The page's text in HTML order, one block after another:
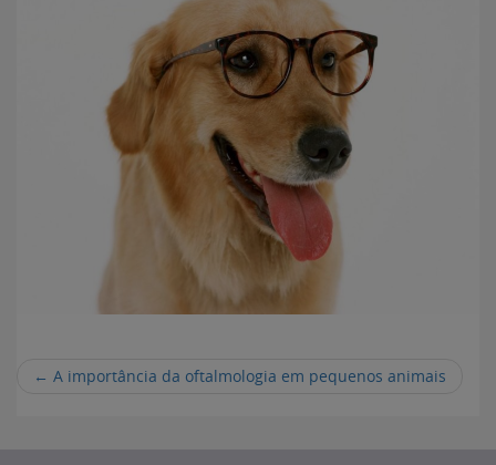
← A importância da oftalmologia em pequenos animais